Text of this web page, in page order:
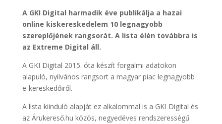
A GKI Digital harmadik éve publikálja a hazai
online kiskereskedelem 10 legnagyobb
szereplőjének rangsorát. A lista élén továbbra is
az Extreme Digital áll.
A GKI Digital 2015. óta készít forgalmi adatokon
alapuló, nyilvános rangsort a magyar piac legnagyobb
e-kereskedőiről.
A lista kiinduló alapját ez alkalommal is a GKI Digital és
az Árukereső.hu közös, negyedéves rendszerességű